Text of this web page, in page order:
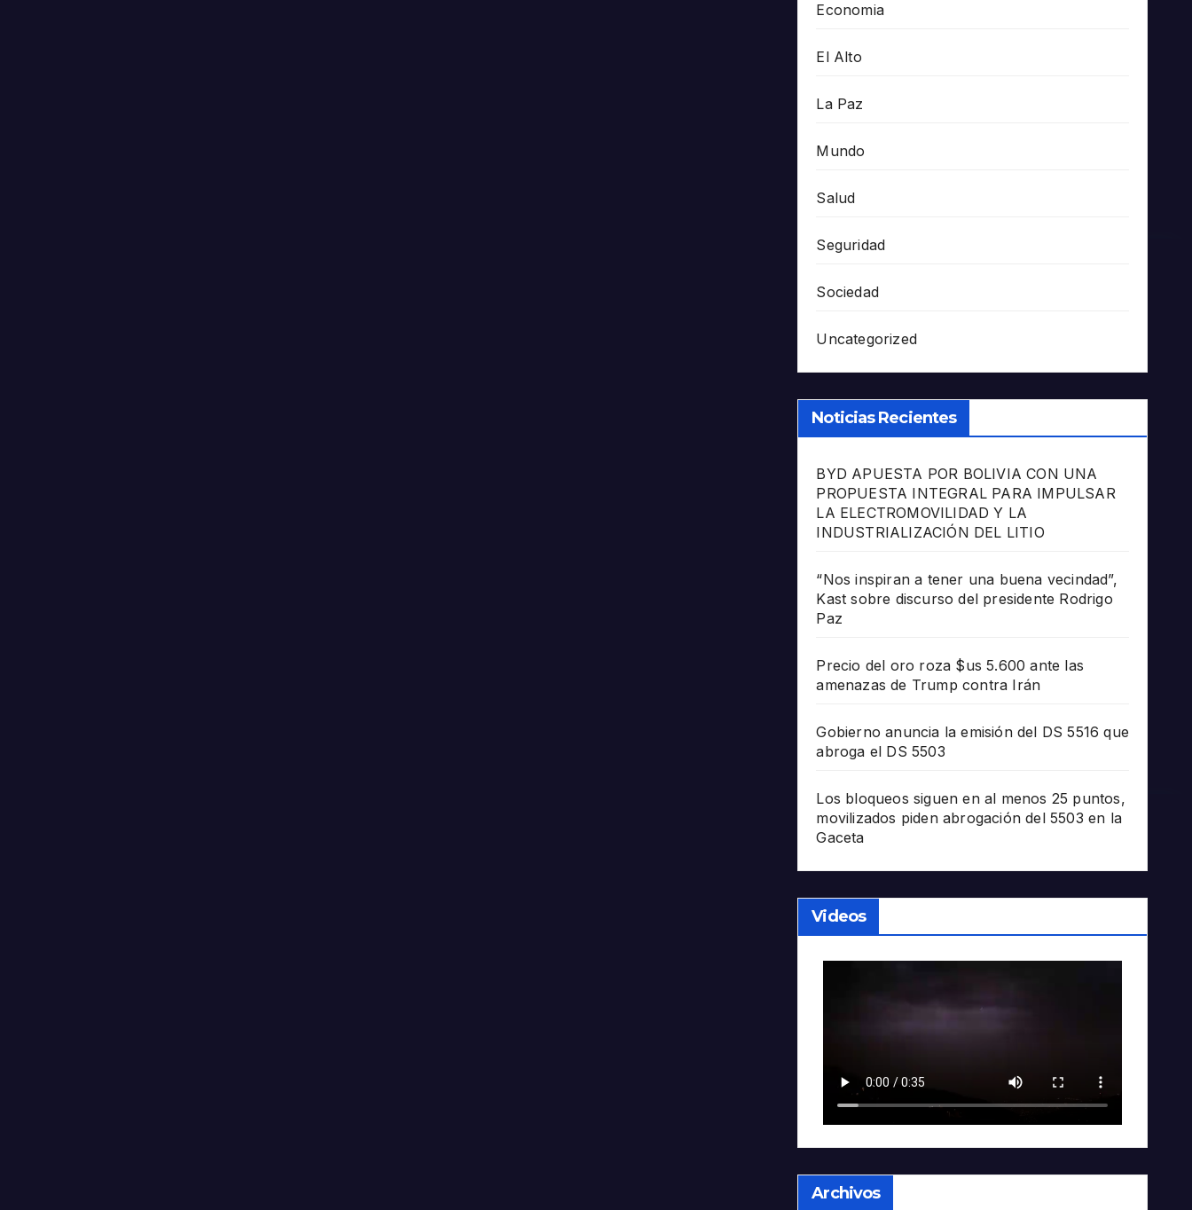
Economia
El Alto
La Paz
Mundo
Salud
Seguridad
Sociedad
Uncategorized
Noticias Recientes
BYD APUESTA POR BOLIVIA CON UNA
PROPUESTA INTEGRAL PARA IMPULSAR
LA ELECTROMOVILIDAD Y LA
INDUSTRIALIZACIÓN DEL LITIO
“Nos inspiran a tener una buena vecindad”,
Kast sobre discurso del presidente Rodrigo
Paz
Precio del oro roza $us 5.600 ante las
amenazas de Trump contra Irán
Gobierno anuncia la emisión del DS 5516 que
abroga el DS 5503
Los bloqueos siguen en al menos 25 puntos,
movilizados piden abrogación del 5503 en la
Gaceta
Videos
Archivos